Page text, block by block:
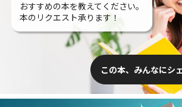
おすすめの本を教えてください。
本のリクエスト承ります！
この本、みんなにシ